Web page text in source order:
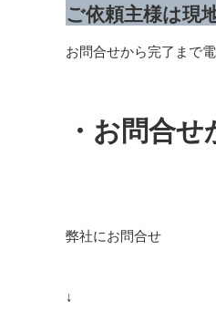
ご依頼主様は現
お問合せから完了まで
・お問合
弊社にお問合せ
↓